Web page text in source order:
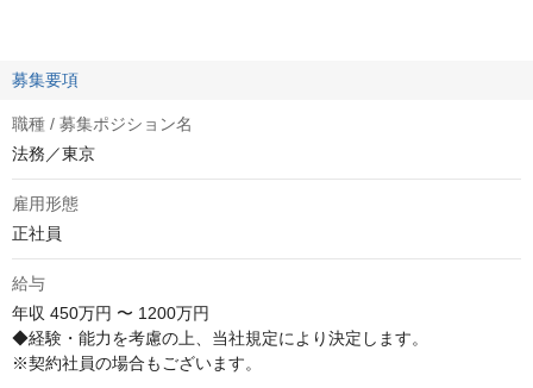
募集要項
職種 / 募集ポジション名
法務／東京
雇用形態
正社員
給与
年収 450万円 〜 1200万円
◆経験・能力を考慮の上、当社規定により決定します。
※契約社員の場合もございます。